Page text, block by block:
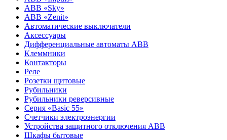
ABB «Sky»
ABB «Zenit»
Автоматические выключатели
Аксессуары
Дифференциальные автоматы ABB
Клеммники
Контакторы
Реле
Розетки щитовые
Рубильники
Рубильники реверсивные
Серия «Basic 55»
Счетчики электроэнергии
Устройства защитного отключения ABB
Шкафы бытовые